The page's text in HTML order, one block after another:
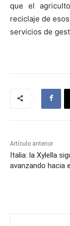
que el
reciclaje de
servicios de
Artículo anterior
Italia: la Xylella
avanzando hacia